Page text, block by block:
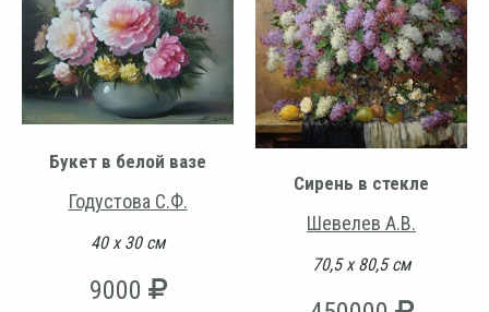
Букет в белой вазе
Годустова С.Ф.
40 х 30 см
9000
Сирень в стекле
Шевелев А.В.
70,5 х 80,5 см